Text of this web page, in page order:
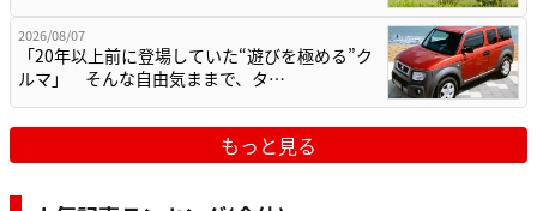
2026/08/07
「20年以上前に登場していた“遊びを極める”ク
ルマ」 そんな自由気ままで、タ…
もっと見る